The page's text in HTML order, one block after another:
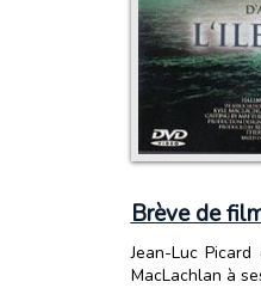
Brève de
Jean-Luc
MacLachlan à